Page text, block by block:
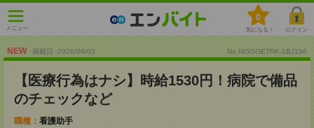
メニュー
0
気になる！ ログイン
NEW 掲載日 :2026/08/03 No.NISSOETRK-1BJ196
【医療行為はナシ】時給1530円！病院で備品
のチェックなど
職種： 看護助手